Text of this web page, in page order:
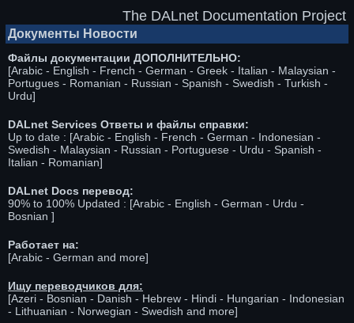
The DALnet Documentation Project
Документы Новости
Файлы документации ДОПОЛНИТЕЛЬНО:
[Arabic - English - French - German - Greek - Italian - Malaysian -
Portugues - Romanian - Russian - Spanish - Swedish - Turkish -
Urdu]
DALnet Services Ответы и файлы справки:
Up to date : [Arabic - English - French - German - Indonesian -
Swedish - Malaysian - Russian - Portuguese - Urdu - Spanish -
Italian - Romanian]
DALnet Docs перевод:
90% to 100% Updated : [Arabic - English - German - Urdu -
Bosnian ]
Работает на:
[Arabic - German and more]
Ищу переводчиков для:
[Azeri - Bosnian - Danish - Hebrew - Hindi - Hungarian - Indonesian
- Lithuanian - Norwegian - Swedish and more]